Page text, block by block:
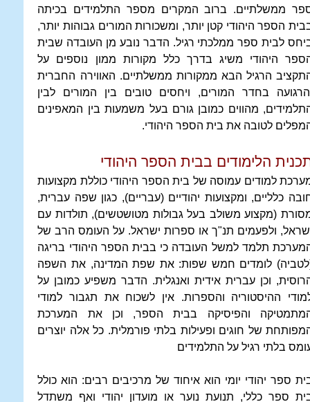
ממשלתיים. ברוב המקרים מספר התלמידים בכיתה
הספר היהודי קטן יותר, ומשכורות המורים גבוהות יותר,
לבית ספר ממלכתי רגיל. הדבר נובע מן העובדה שבית
היהודי משיג בדרך כלל מקורות ממון נוספים על
הרגיל הבא ממקורות ממשלתיים. האווירה החברית
בחדר המורים, ויחסים טובים בין המורים לבין
מהווים כמובן גורם בעל משמעות בין המאפינים
לטובה את בית הספר היהודי.
הלימודים בבית הספר היהודי
למודים עמוסה של בית הספר היהודי כוללת מקצועות
כלליים, ומקצועות יהודיים (עבריים), כגון שפה עברית,
(מקצוע משולב בעל גבולות מטושטשים), תולדות עם
ולפעמים תנ"ך או ספרות ישראל. על העומס הרב של
תלמד למשל העובדה כי בבית הספר היהודי בריגה
לומדים חמש שפות: את שפת המדינה, את השפה
וכן עברית אידית ואנגלית. הדבר משפיע כמובן על
ההיסטוריה והספרות. אין לשכוח את תגבור למודי
והפיסיקה בבית הספר, וכן את המערכת
של חוגים ופעילות בלתי פורמלית. כל אלה יוצרים
בלתי רגיל על התלמידים
ספר יהודי יומי הוא איחוד של מרכיבים רבים: הוא כולל
ספר כללי, תנועת נוער או מועדון יהודי ואף משתדל